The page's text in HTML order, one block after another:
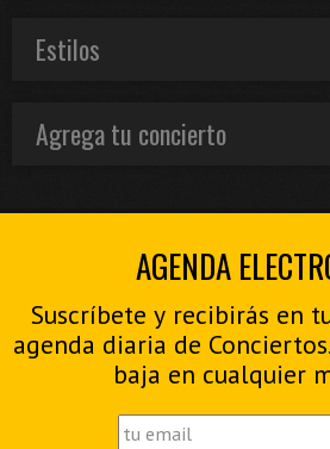
Estilos
Agrega tu concierto
AGENDA
Suscríbete y recibirás en
agenda diaria de
baja en cualquier